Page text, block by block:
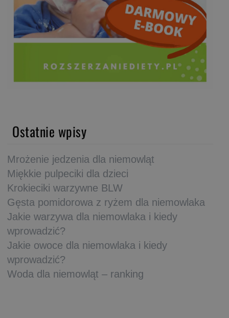
Ostatnie wpisy
Mrożenie jedzenia dla niemowląt
Miękkie pulpeciki dla dzieci
Krokieciki warzywne BLW
Gęsta pomidorowa z ryżem dla niemowlaka
Jakie warzywa dla niemowlaka i kiedy
wprowadzić?
Jakie owoce dla niemowlaka i kiedy
wprowadzić?
Woda dla niemowląt – ranking